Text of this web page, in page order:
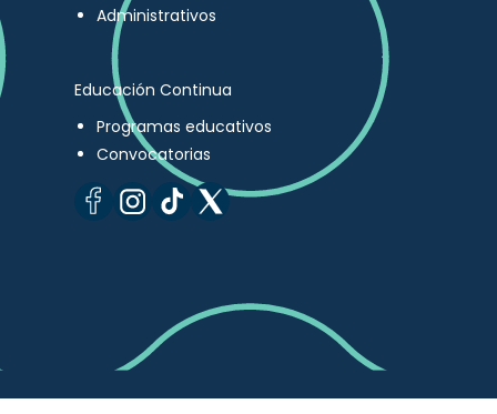
Administrativos
Educación Continua
Programas educativos
Convocatorias